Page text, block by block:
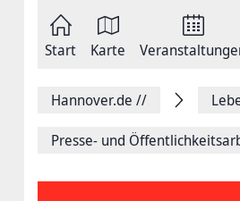
springen
Start Karte
Facebook
Kopieren
Hannover.de //
Presse- und